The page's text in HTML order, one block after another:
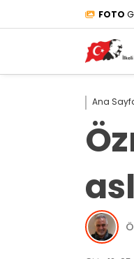
FOTO
Ana